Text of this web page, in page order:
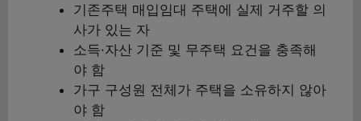
기존주택 매입임대 주택에 실제 거주할 의
사가 있는 자
소득·자산 기준 및 무주택 요건을 충족해
야 함
가구 구성원 전체가 주택을 소유하지 않아
야 함